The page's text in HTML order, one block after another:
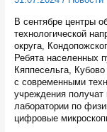
В сентябре центры
технологической
округа,
Ребята населенных
Кяппесельга,
с современными
учреждения
лаборатории по
цифровые